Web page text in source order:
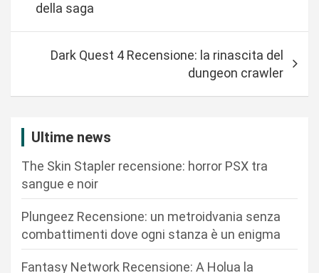
i
z
della saga
Dark Quest 4 Recensione: la rinascita del
dungeon crawler
Ultime news
The Skin Stapler recensione: horror PSX tra
sangue e noir
Plungeez Recensione: un metroidvania senza
combattimenti dove ogni stanza è un enigma
Fantasy Network Recensione: A Holua la